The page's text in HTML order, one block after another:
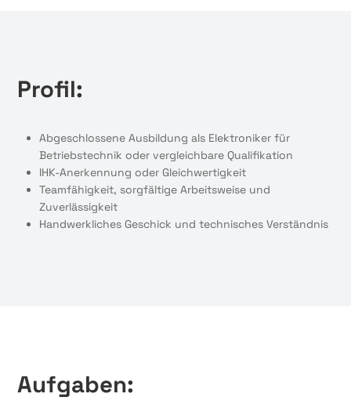
Profil:
Abgeschlossene Ausbildung als Elektroniker für
Betriebstechnik oder vergleichbare Qualifikation
IHK-Anerkennung oder Gleichwertigkeit
Teamfähigkeit, sorgfältige Arbeitsweise und
Zuverlässigkeit
Handwerkliches Geschick und technisches Verständnis
Aufgaben: